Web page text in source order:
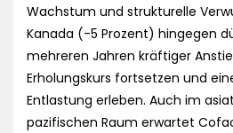
Wachstum und strukturelle
Kanada (-5 Prozent) hingegen
mehreren Jahren kräftiger
Erholungskurs fortsetzen und
Entlastung erleben. Auch im
pazifischen Raum erwartet